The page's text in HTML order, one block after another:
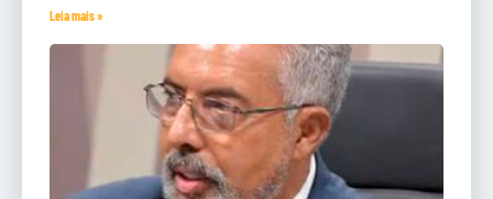
Leia mais »